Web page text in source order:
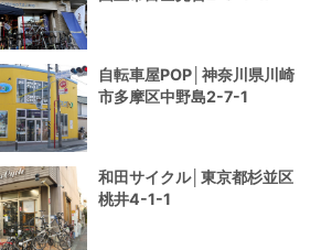
自転車屋POP│神奈川県川崎
市多摩区中野島2-7-1
和田サイクル│東京都杉並区
桃井4-1-1